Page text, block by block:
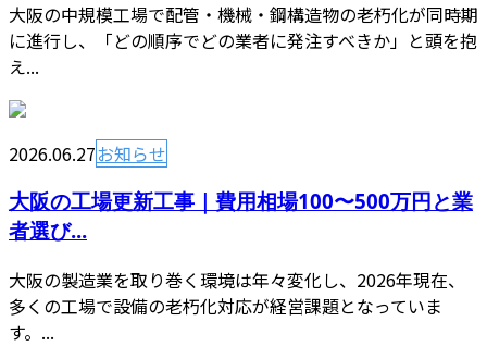
大阪の中規模工場で配管・機械・鋼構造物の老朽化が同時期
に進行し、「どの順序でどの業者に発注すべきか」と頭を抱
え...
2026.06.27お知らせ
大阪の工場更新工事｜費用相場100〜500万円と業
者選び...
大阪の製造業を取り巻く環境は年々変化し、2026年現在、
多くの工場で設備の老朽化対応が経営課題となっていま
す。...